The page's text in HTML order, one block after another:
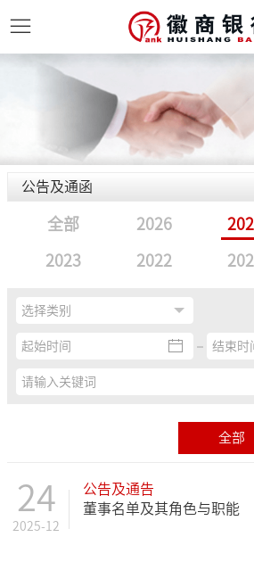
公告及通函
全部 2026
2023 2022
全部
24
2025-12
公告及通告
董事名单及其角色与职能